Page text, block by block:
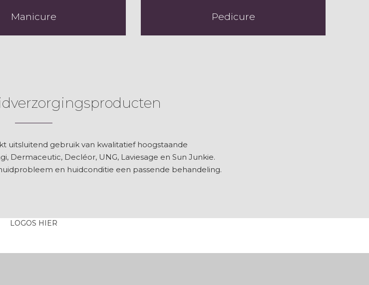
Manicure Pedicure
uitsluitend gebruik van kwalitatief hoogstaande
Dermaceutic, Decléor, UNG, Laviesage en Sun Junkie.
en huidconditie een passende behandeling.
LOGOS HIER